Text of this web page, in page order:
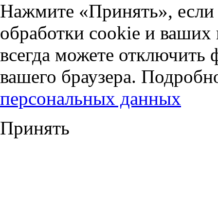
Нажмите «Принять», если
обработки cookie и
всегда можете отключить
вашего браузера.
персональных данных
Принять